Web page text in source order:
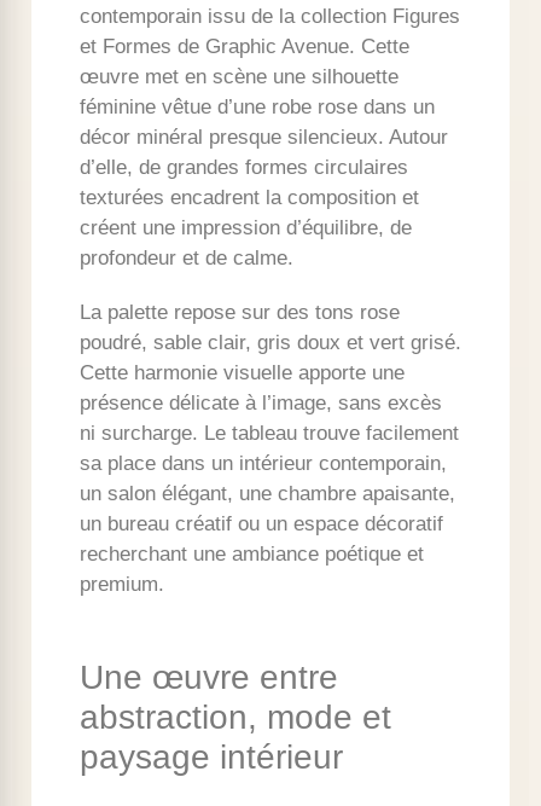
contemporain issu de la collection Figures
et Formes de Graphic Avenue. Cette
œuvre met en scène une silhouette
féminine vêtue d’une robe rose dans un
décor minéral presque silencieux. Autour
d’elle, de grandes formes circulaires
texturées encadrent la composition et
créent une impression d’équilibre, de
profondeur et de calme.
La palette repose sur des tons rose
poudré, sable clair, gris doux et vert grisé.
Cette harmonie visuelle apporte une
présence délicate à l’image, sans excès
ni surcharge. Le tableau trouve facilement
sa place dans un intérieur contemporain,
un salon élégant, une chambre apaisante,
un bureau créatif ou un espace décoratif
recherchant une ambiance poétique et
premium.
Une œuvre entre
abstraction, mode et
paysage intérieur